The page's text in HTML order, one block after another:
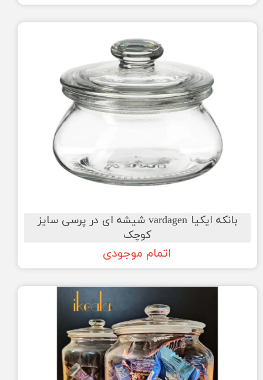
بانکه ایکیا vardagen شیشه ای در پرسی سایز
کوچک
اتمام موجودی